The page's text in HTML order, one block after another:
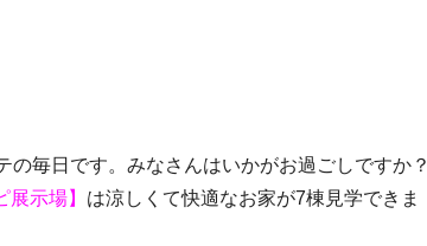
毎日です。みなさんはいかがお過ごしですか？
展示場】 は涼しくて快適なお家が7棟見学できま